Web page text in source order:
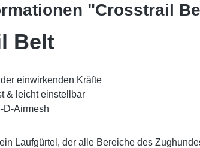
"Crosstrail
Belt
einwirkenden Kräfte
& leicht einstellbar
D-Airmesh
Laufgürtel, der alle Bereiche des